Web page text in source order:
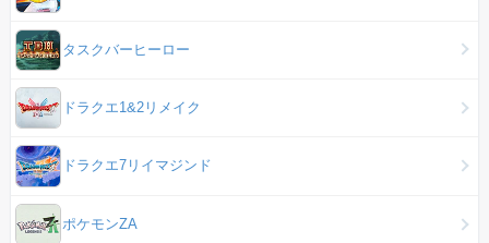
タスクバーヒーロー
ドラクエ1&2リメイク
ドラクエ7リイマジンド
ポケモンZA